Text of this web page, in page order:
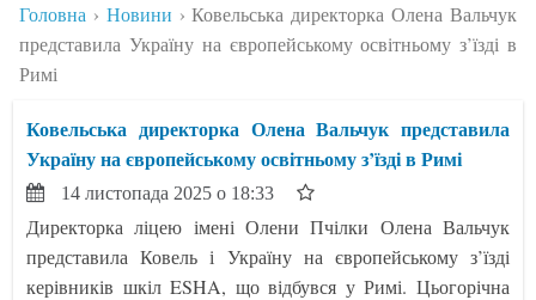
БЛОГИ
Головна Новини
Ковельська директорка Олена Вальчук
представила Україну на європейському освітньому з’їзді в
Римі
Ковельська директорка Олена Вальчук представила
Україну на європейському освітньому з’їзді в Римі
14 листопада 2025 о 18:33
Директорка ліцею імені Олени Пчілки Олена Вальчук
представила Ковель і Україну на європейському з’їзді
керівників шкіл ESHA, що відбувся у Римі. Цьогорічна